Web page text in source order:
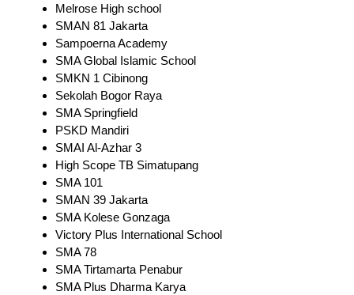
Melrose High school
SMAN 81 Jakarta
Sampoerna Academy
SMA Global Islamic School
SMKN 1 Cibinong
Sekolah Bogor Raya
SMA Springfield
PSKD Mandiri
SMAI Al-Azhar 3
High Scope TB Simatupang
SMA 101
SMAN 39 Jakarta
SMA Kolese Gonzaga
Victory Plus International School
SMA 78
SMA Tirtamarta Penabur
SMA Plus Dharma Karya